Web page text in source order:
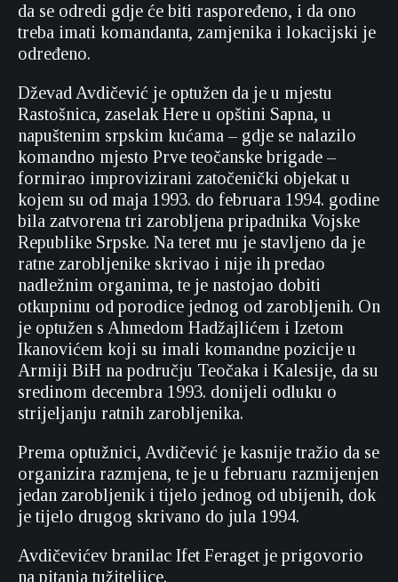
da se odredi gdje će biti raspoređeno, i da ono
treba imati komandanta, zamjenika i lokacijski je
određeno.
Dževad Avdičević je optužen da je u mjestu
Rastošnica, zaselak Here u opštini Sapna, u
napuštenim srpskim kućama – gdje se nalazilo
komandno mjesto Prve teočanske brigade –
formirao improvizirani zatočenički objekat u
kojem su od maja 1993. do februara 1994. godine
bila zatvorena tri zarobljena pripadnika Vojske
Republike Srpske. Na teret mu je stavljeno da je
ratne zarobljenike skrivao i nije ih predao
nadležnim organima, te je nastojao dobiti
otkupninu od porodice jednog od zarobljenih. On
je optužen s Ahmedom Hadžajlićem i Izetom
Ikanovićem koji su imali komandne pozicije u
Armiji BiH na području Teočaka i Kalesije, da su
sredinom decembra 1993. donijeli odluku o
strijeljanju ratnih zarobljenika.
Prema optužnici, Avdičević je kasnije tražio da se
organizira razmjena, te je u februaru razmijenjen
jedan zarobljenik i tijelo jednog od ubijenih, dok
je tijelo drugog skrivano do jula 1994.
Avdičevićev branilac Ifet Feraget je prigovorio
na pitanja tužiteljice.